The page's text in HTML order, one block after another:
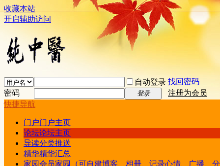
收藏本站
开启辅助访问
自动登录 找回密码
密码
登录
注册为会员
快捷导航
门户门户主页
论坛论坛主页
导读分类推送
精华精华汇总
家园会员家园（可自建博客、相册、记录心情、广播、